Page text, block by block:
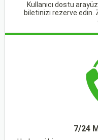
Kullanıcı dostu
biletinizi rezerve edin.
7/24